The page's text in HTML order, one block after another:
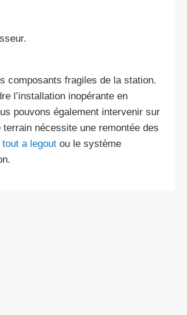
composants fragiles de la station.
l’installation inopérante en
pouvons également intervenir sur
nécessite une remontée des
a legoutou le système